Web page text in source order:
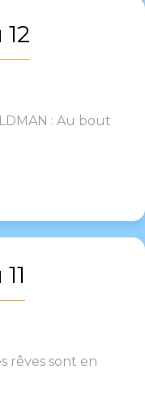
: Au bout
rêves sont en